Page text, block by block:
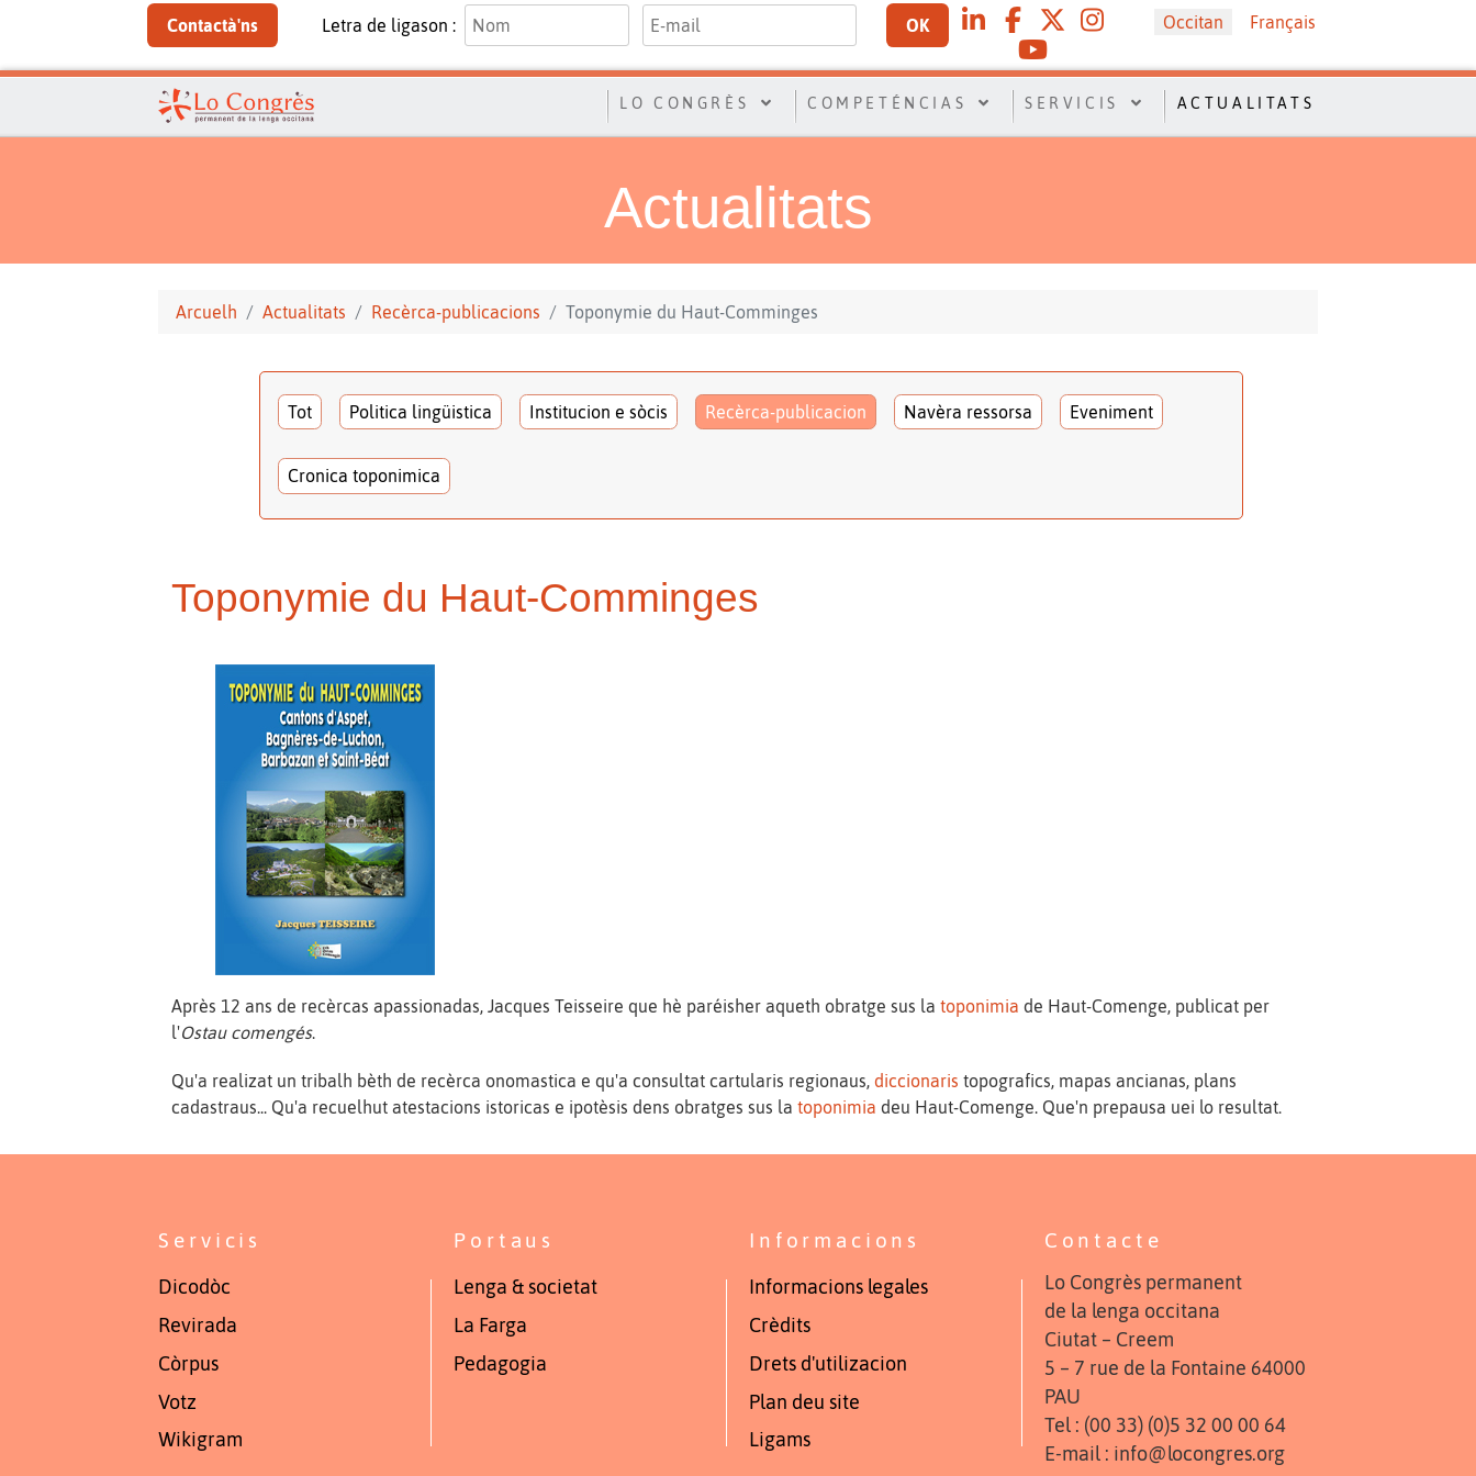
Contactà'ns Letra de ligason : OK Sélectionnez votre langue
Occitan Français
LO CONGRÈS COMPETÉNCIAS SERVICIS ACTUALITATS
Actualitats
Arcuelh Actualitats Recèrca-publicacions Toponymie du Haut-Comminges
Tot Politica lingüistica Institucion e sòcis Recèrca-publicacion Navèra ressorsa Eveniment
Cronica toponimica
Toponymie du Haut-Comminges
Après 12 ans de recèrcas apassionadas, Jacques Teisseire que hè paréisher aqueth obratge sus latoponimia de Haut-Comenge, publicat per
l'Ostau comengés.
Qu'a realizat un tribalh bèth de recèrca onomastica e qu'a consultat cartularis regionaus,diccionaris topografics, mapas ancianas, plans
cadastraus... Qu'a recuelhut atestacions istoricas e ipotèsis dens obratges sus latoponimia deu Haut-Comenge. Que'n prepausa uei lo resultat.
Servicis
Dicodòc
Revirada
Còrpus
Votz
Wikigram
Portaus
Lenga & societat
La Farga
Pedagogia
Informacions
Informacions legales
Crèdits
Drets d'utilizacion
Plan deu site
Ligams
Contacte
Lo Congrès permanent
de la lenga occitana
Ciutat – Creem
5 – 7 rue de la Fontaine 64000
PAU
Tel : (00 33) (0)5 32 00 00 64
E-mail : info@locongres.org